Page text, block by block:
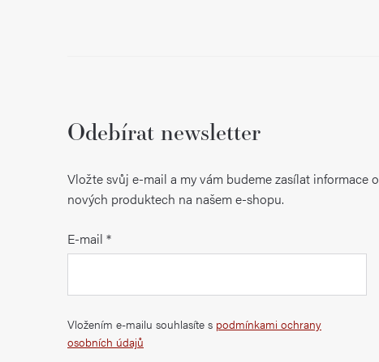
Odebírat newsletter
Vložte svůj e-mail a my vám budeme zasílat informace o
nových produktech na našem e-shopu.
E-mail
Vložením e-mailu souhlasíte s podmínkami ochrany
osobních údajů